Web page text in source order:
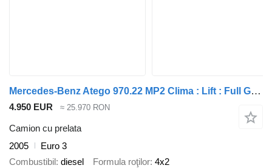
Mercedes-Benz Atego 970.22 MP2 Clima : Lift : Full Galvan 6mx2,8x2,5
4.950 EUR ≈ 25.970 RON
Camion cu prelata
2005
Euro 3
Combustibil diesel Formula roţilor 4x2